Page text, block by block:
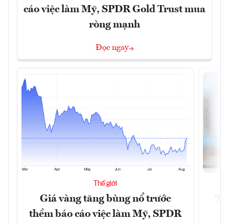
cáo việc làm Mỹ, SPDR Gold Trust mua
ròng mạnh
Đọc ngay
Thế giới
Giá vàng tăng bùng nổ trước
thềm báo cáo việc làm Mỹ, SPDR